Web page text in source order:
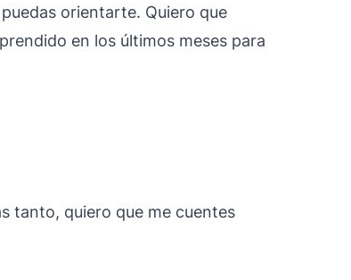
orientarte. Quiero que
en los últimos meses para
tanto, quiero que me cuentes